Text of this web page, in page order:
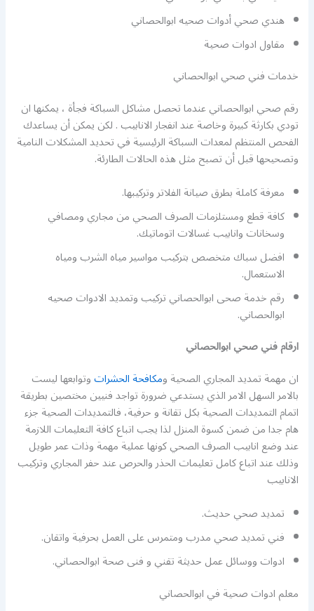
هندي صحي أدوات صحيه ابوالحصاني
مقاول ادوات صحية
خدمات فني صحي ابوالحصاني
رقم صحي ابوالحصاني عندما تحصل مشاكل السباكة فجأة ، يمكنها ان
تودي بكارثة كبيرة وخاصة عند انفجار الانابيب . لكن يمكن أن يساعدك
الفحص المنتظم لمعدات السباكة الرئيسية في تحديد المشكلات النامية
وتصحيحها قبل أن تصبح مثل هذه الحالات الطارئة.
معرفة كاملة بطرق صيانة الفلاتر وتركيبها.
كافة قطع ومستلزمات الصرف الصحي من مجاري ومصافي
وسخانات وانابيب غسالات اتوماتيك.
افضل سباك متخصص بتركيب مواسير مياه الشرب ومياه
الاستعمال.
رقم خدمة صحى ابوالحصاني تركيب وتمديد الادوات صحيه
ابوالحصاني.
ارقام فني صحي ابوالحصاني
ان مهمة تمديد المجاري الصحية ومكافحة الحشراتوتوابعها ليست
بالامر السهل الامر الذي يستدعي ضرورة تواجد فنيين مختصين بطريقة
اتمام التمديدات الصحية بكل تقانة و حرفية، فالتمديدات الصحية جزء
هام جدا من ضمن كسوة المنزل لذا يجب اتباع كافة التعليمات اللازمة
عند وضع انابيب الصرف الصحي كونها عملية مهمة وذات عمر طويل
وذلك عند اتباع كامل تعليمات الحذر والحرص عند حفر المجاري وتركيب
الانابيب
تمديد صحي حديث.
فني تمديد صحي مدرب ومتمرس على العمل بحرفية واتقان.
ادوات ووسائل عمل حديثة تقني و فنى صحة ابوالحصاني.
معلم ادوات صحية في ابوالحصاني